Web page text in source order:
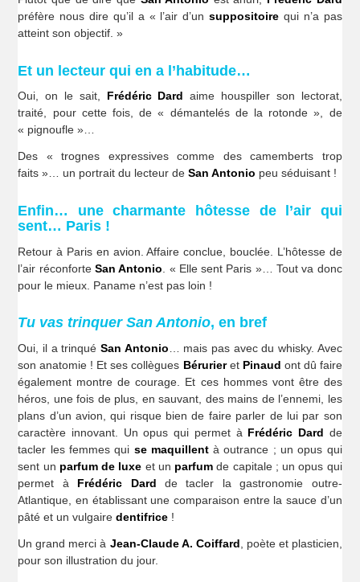
préfère nous dire qu’il a « l’air d’unsuppositoire qui n’a pas
atteint son objectif. »
Et un lecteur qui en a l’habitude…
Oui, on le sait, Frédéric Dard aime houspiller son lectorat,
traité, pour cette fois, de « démantelés de la rotonde », de
« pignoufle »…
Des « trognes expressives comme des camemberts trop
faits »… un portrait du lecteur deSan Antonio peu séduisant !
Enfin… une charmante hôtesse de l’air qui
sent… Paris !
Retour à Paris en avion. Affaire conclue, bouclée. L’hôtesse de
l’air réconforte San Antonio . « Elle sent Paris »… Tout va donc
pour le mieux. Paname n’est pas loin !
Tu vas trinquer San Antonio, en bref
Oui, il a trinquéSan Antonio… mais pas avec du whisky. Avec
son anatomie ! Et ses collègues Bérurieret Pinaud ont dû faire
également montre de courage. Et ces hommes vont être des
héros, une fois de plus, en sauvant, des mains de l’ennemi, les
plans d’un avion, qui risque bien de faire parler de lui par son
caractère innovant. Un opus qui permet à Frédéric Dard de
tacler les femmes qui se maquillentà outrance ; un opus qui
sent un parfum de luxe et un parfum de capitale ; un opus qui
permet à Frédéric Dard de tacler la gastronomie outre-
Atlantique, en établissant une comparaison entre la sauce d’un
pâté et un vulgairedentifrice !
Un grand merci à Jean-Claude A. Coiffard , poète et plasticien,
pour son illustration du jour.